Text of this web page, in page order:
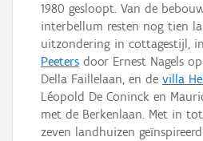
1980 gesloopt. Van de
interbellum resten nog tien
uitzondering in cottagestijl,
Peeters door Ernest Nagels
Della Faillelaan, en de villa
Léopold De Coninck en
met de Berkenlaan. Met in
zeven landhuizen